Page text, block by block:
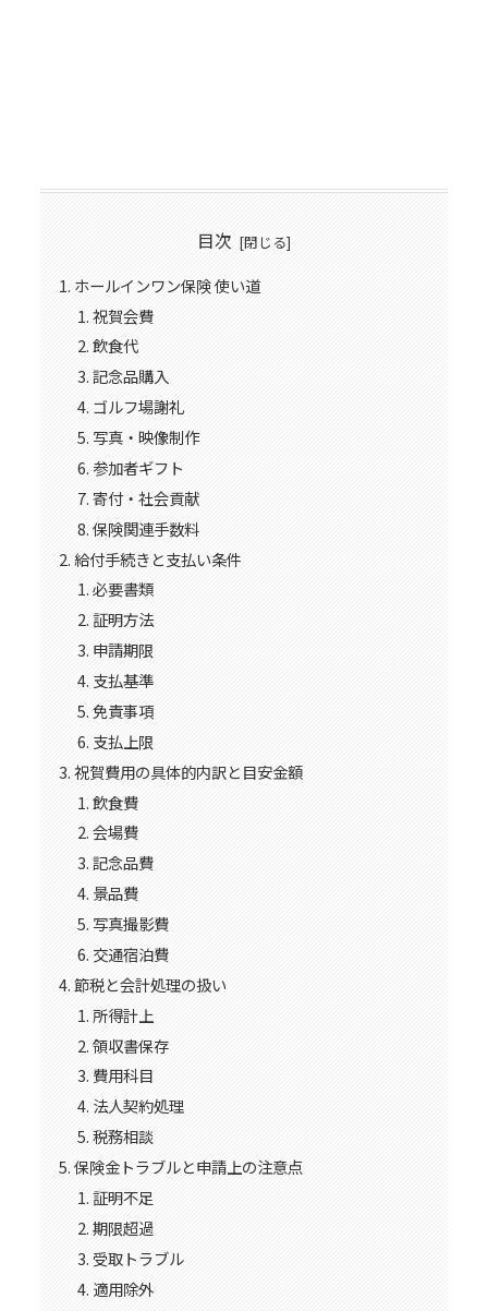
目次
ホールインワン保険 使い道
祝賀会費
飲食代
記念品購入
ゴルフ場謝礼
写真・映像制作
参加者ギフト
寄付・社会貢献
保険関連手数料
給付手続きと支払い条件
必要書類
証明方法
申請期限
支払基準
免責事項
支払上限
祝賀費用の具体的内訳と目安金額
飲食費
会場費
記念品費
景品費
写真撮影費
交通宿泊費
節税と会計処理の扱い
所得計上
領収書保存
費用科目
法人契約処理
税務相談
保険金トラブルと申請上の注意点
証明不足
期限超過
受取トラブル
適用除外